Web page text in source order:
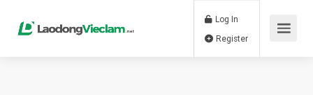
Log In